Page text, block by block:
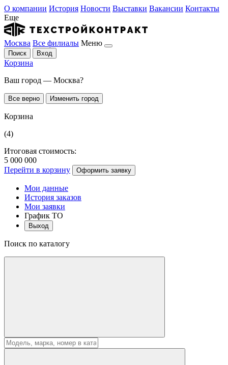
О компании История Новости Выставки Вакансии Контакты
Еще
Москва Все филиалы Меню
Поиск Вход
Корзина
Ваш город — Москва?
Все верно Изменить город
Корзина
(4)
Итоговая стоимость:
5 000 000
Перейти в корзину
Оформить заявку
Мои данные
История заказов
Мои заявки
График ТО
Выход
Поиск по каталогу